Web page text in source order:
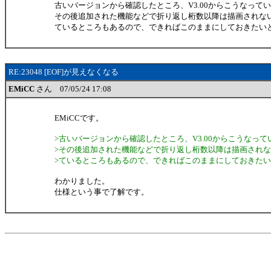
古いバージョンから確認したところ、V3.00からこうなって
その後追加された機能などで折り返し桁数以降は描画されな
ているところもあるので、できればこのままにしておきたい
RE:23048 [EOF]が見えなくなる
EMiCC さん 07/05/24 17:08
EMiCCです。
>古いバージョンから確認したところ、V3.00からこうなって
>その後追加された機能などで折り返し桁数以降は描画され
>ているところもあるので、できればこのままにしておきた
わかりました。
仕様という事で了解です。